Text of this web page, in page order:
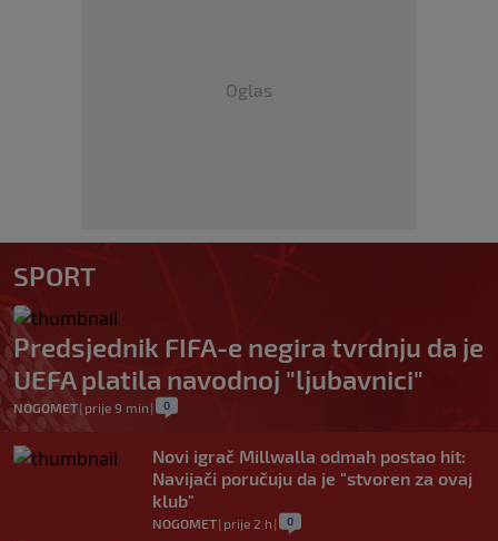
Oglas
SPORT
Predsjednik FIFA-e negira tvrdnju da je
UEFA platila navodnoj "ljubavnici"
NOGOMET| prije 9 min | 0
Novi igrač Millwalla odmah postao hit:
Navijači poručuju da je "stvoren za ovaj
klub"
NOGOMET| prije 2 h | 0